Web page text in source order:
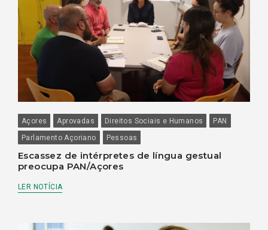
Açores Aprovadas Direitos Sociais e Humanos
PAN
Parlamento Açoriano
Pessoas
Escassez de intérpretes de língua gestual
preocupa PAN/Açores
LER NOTÍCIA